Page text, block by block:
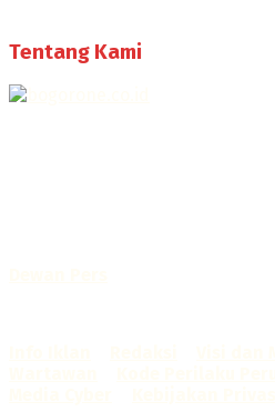
Tentang Kami